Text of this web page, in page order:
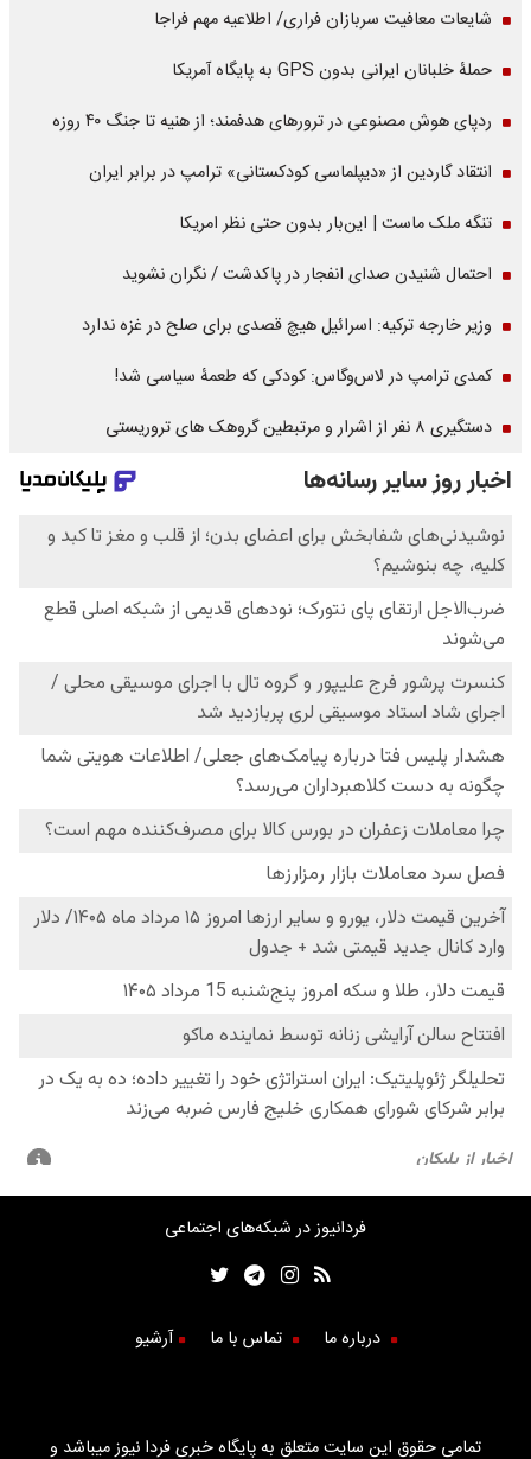
شایعات معافیت سربازان فراری/ اطلاعیه مهم فراجا
حملۀ خلبانان ایرانی بدون GPS به پایگاه آمریکا
ردپای هوش مصنوعی در ترورهای هدفمند؛ از هنیه تا جنگ ۴۰ روزه
انتقاد گاردین از «دیپلماسی کودکستانی» ترامپ در برابر ایران
تنگه ملک ماست | این‌بار بدون حتی نظر امریکا
احتمال شنیدن صدای انفجار در پاکدشت / نگران نشوید
وزیر خارجه ترکیه: اسرائیل هیچ قصدی برای صلح در غزه ندارد
کمدی ترامپ در لاس‌وگاس: کودکی که طعمۀ سیاسی شد!
دستگیری ۸ نفر از اشرار و مرتبطین گروهک های تروریستی
فردانیوز در شبکه‌های اجتماعی
درباره ما تماس با ما آرشیو
تمامی حقوق این سایت متعلق به پایگاه خبری فردا نیوز میباشد و